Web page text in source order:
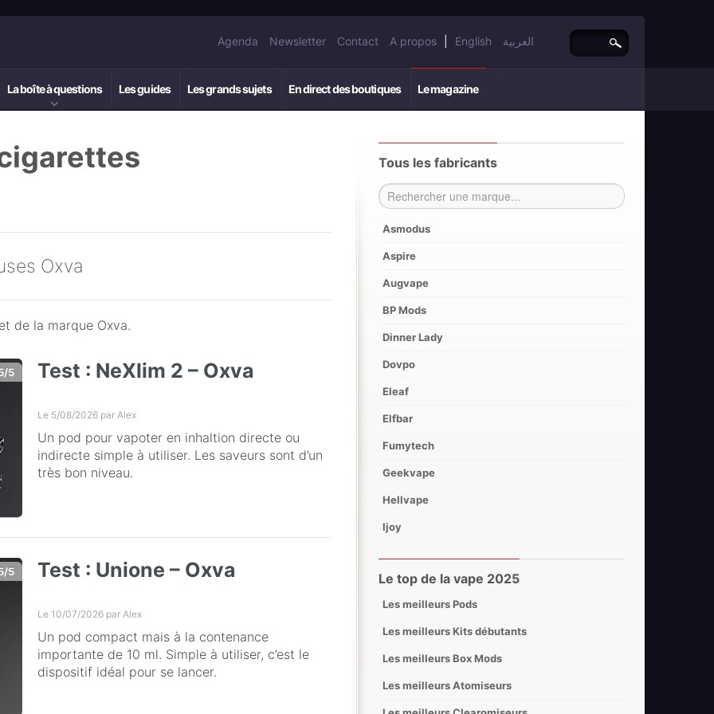
Agenda Newsletter Contact A propos English العربية
La boîte à questions Les guides Les grands sujets En direct des boutiques Le magazine
Oxva
de la marque Oxva.
5 Test : NeXlim 2 – Oxva
Le 5/08/2026 parAlex
Un pod pour vapoter en inhaltion directe ou
indirecte simple à utiliser. Les saveurs sont d’un
très bon niveau.
5 Test : Unione – Oxva
Le 10/07/2026 par Alex
Un pod compact mais à la contenance
importante de 10 ml. Simple à utiliser, c’est le
dispositif idéal pour se lancer.
Tous les fabricants
Asmodus
Aspire
Augvape
BP Mods
Dinner Lady
Dovpo
Eleaf
Elfbar
Fumytech
Geekvape
Hellvape
Ijoy
Joyetech
Lost Mary
Lost Vape
Nevoks
Oxva
Le top de la vape 2025
Les meilleurs Pods
Les meilleurs Kits débutants
Les meilleurs Box Mods
Les meilleurs Atomiseurs